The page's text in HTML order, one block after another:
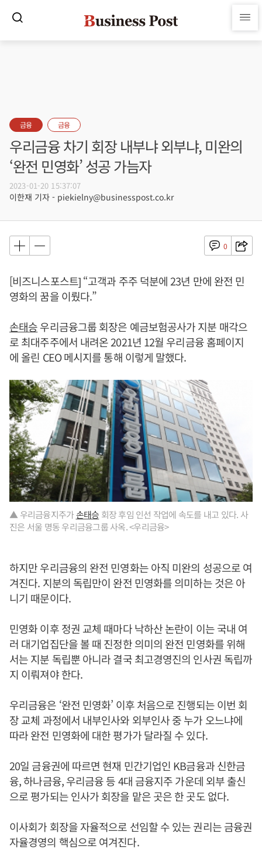
금융 금융
우리금융 차기 회장 내부냐 외부냐, 미완의
‘완전 민영화’ 성공 가늠자
2023-01-20 15:37:07
이한재 기자 - piekielny@businesspost.co.kr
0
[비즈니스포스트] “고객과 주주 덕분에 23년 만에 완전 민
영화의 꿈을 이뤘다.”
손태승우리금융그룹 회장은 예금보험공사가 지분 매각으
로 최대주주에서 내려온 2021년 12월 우리금융 홈페이지
에 올린 CEO 메시지를 통해 이렇게 말했다.
▲ 우리금융지주가손태승 회장 후임 인선 작업에 속도를 내고 있다. 사
진은 서울 명동 우리금융그룹 사옥. <우리금융>
하지만 우리금융의 완전 민영화는 아직 미완의 성공으로 여
겨진다. 지분의 독립만이 완전 민영화를 의미하는 것은 아
니기 때문이다.
민영화 이후 정권 교체 때마다 낙하산 논란이 이는 국내 여
러 대기업집단을 볼 때 진정한 의미의 완전 민영화를 위해
서는 지분 독립뿐 아니라 결국 최고경영진의 인사권 독립까
지 이뤄져야 한다.
우리금융은 ‘완전 민영화’ 이후 처음으로 진행되는 이번 회
장 교체 과정에서 내부인사와 외부인사 중 누가 오느냐에
따라 완전 민영화에 대한 평가가 달라질 수 있다.
20일 금융권에 따르면 현재 민간기업인 KB금융과 신한금
융, 하나금융, 우리금융 등 4대 금융지주 가운데 외부 출신
으로 평가되는 인사가 회장을 맡은 곳은 한 곳도 없다.
이사회가 회장을 자율적으로 선임할 수 있는 권리는 금융권
자율경영의 핵심으로 여겨진다.